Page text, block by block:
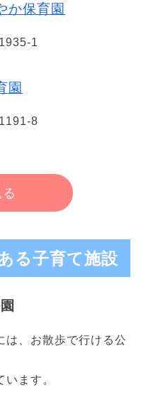
か保育園
1
園
8
る子育て施設
は、お散歩で行ける公
ます。